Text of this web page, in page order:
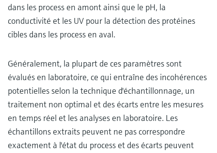
dans les process en amont ainsi que le pH, la
conductivité et les UV pour la détection des protéines
cibles dans les process en aval.
Généralement, la plupart de ces paramètres sont
évalués en laboratoire, ce qui entraîne des incohérences
potentielles selon la technique d'échantillonnage, un
traitement non optimal et des écarts entre les mesures
en temps réel et les analyses en laboratoire. Les
échantillons extraits peuvent ne pas correspondre
exactement à l'état du process et des écarts peuvent